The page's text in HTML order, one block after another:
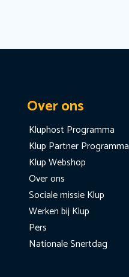
Over ons
Kluphost Programma
Klup Partner Programma
Klup Webshop
Over ons
Sociale missie Klup
Werken bij Klup
Pers
Nationale Snertdag